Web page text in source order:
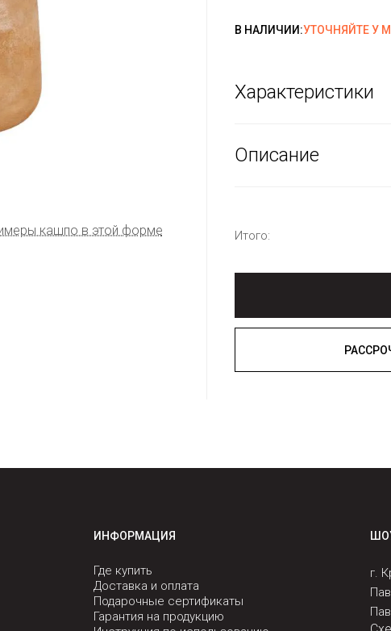
кашпо в этой форме
В НАЛИЧИИ:УТОЧНЯЙТЕ У
Характеристики
Описание
Итого:
ИНФОРМАЦИЯ
Где купить
Доставка и оплата
Подарочные сертификаты
Гарантия на продукцию
г.